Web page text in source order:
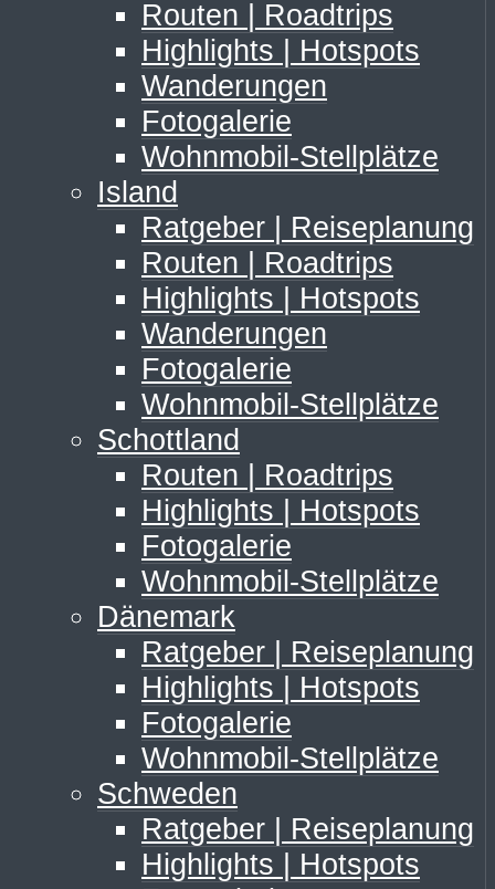
Routen | Roadtrips
Highlights | Hotspots
Wanderungen
Fotogalerie
Wohnmobil-Stellplätze
Island
Ratgeber | Reiseplanung
Routen | Roadtrips
Highlights | Hotspots
Wanderungen
Fotogalerie
Wohnmobil-Stellplätze
Schottland
Routen | Roadtrips
Highlights | Hotspots
Fotogalerie
Wohnmobil-Stellplätze
Dänemark
Ratgeber | Reiseplanung
Highlights | Hotspots
Fotogalerie
Wohnmobil-Stellplätze
Schweden
Ratgeber | Reiseplanung
Highlights | Hotspots